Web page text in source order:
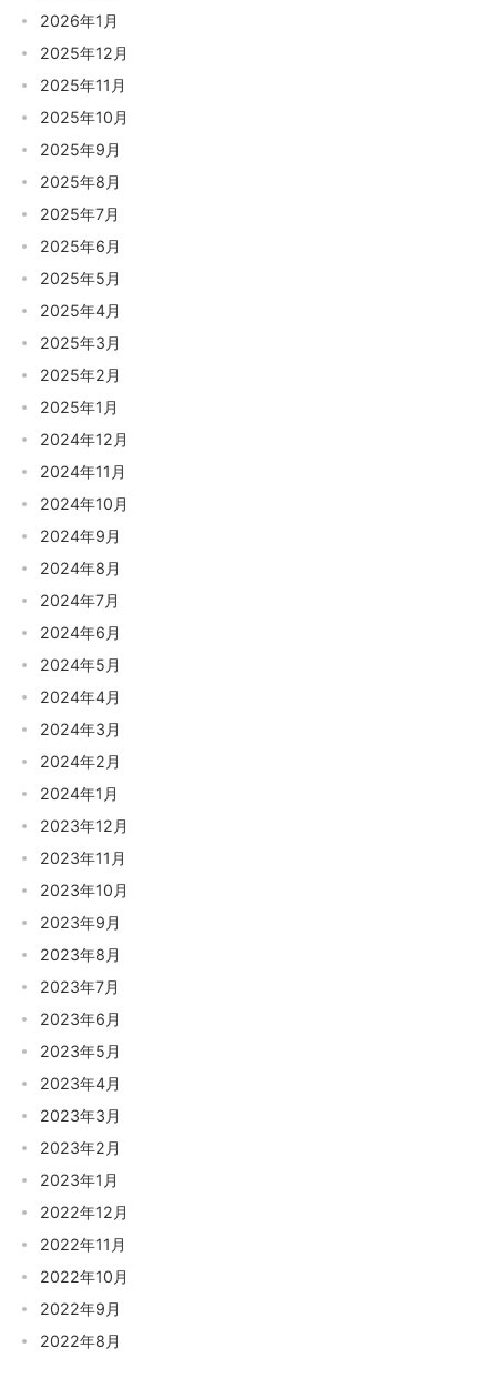
2026年1月
2025年12月
2025年11月
2025年10月
2025年9月
2025年8月
2025年7月
2025年6月
2025年5月
2025年4月
2025年3月
2025年2月
2025年1月
2024年12月
2024年11月
2024年10月
2024年9月
2024年8月
2024年7月
2024年6月
2024年5月
2024年4月
2024年3月
2024年2月
2024年1月
2023年12月
2023年11月
2023年10月
2023年9月
2023年8月
2023年7月
2023年6月
2023年5月
2023年4月
2023年3月
2023年2月
2023年1月
2022年12月
2022年11月
2022年10月
2022年9月
2022年8月